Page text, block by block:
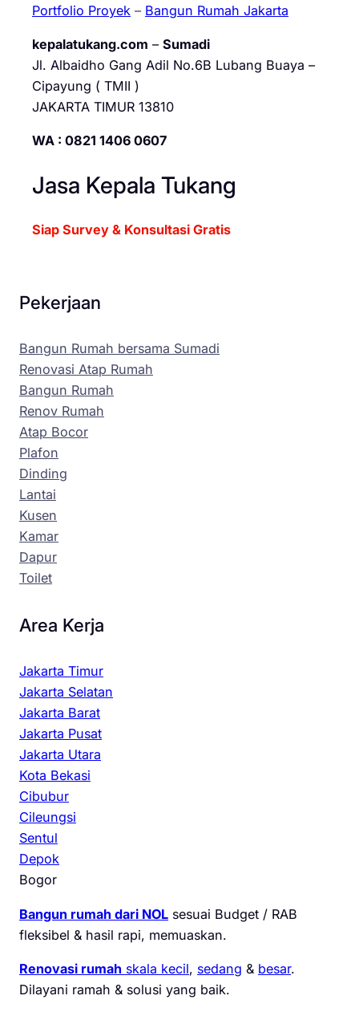
Portfolio Proyek – Bangun Rumah Jakarta
kepalatukang.com – Sumadi
Jl. Albaidho Gang Adil No.6B Lubang Buaya –
Cipayung ( TMII )
JAKARTA TIMUR 13810
WA : 0821 1406 0607
Jasa Kepala Tukang
Siap Survey & Konsultasi Gratis
Pekerjaan
Bangun Rumah bersama Sumadi
Renovasi Atap Rumah
Bangun Rumah
Renov Rumah
Atap Bocor
Plafon
Dinding
Lantai
Kusen
Kamar
Dapur
Toilet
Area Kerja
Jakarta Timur
Jakarta Selatan
Jakarta Barat
Jakarta Pusat
Jakarta Utara
Kota Bekasi
Cibubur
Cileungsi
Sentul
Depok
Bogor
Bangun rumah dari NOL sesuai Budget / RAB
fleksibel & hasil rapi, memuaskan.
Renovasi rumah skala kecil, sedang & besar.
Dilayani ramah & solusi yang baik.